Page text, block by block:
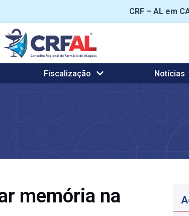
CRF – AL em
Fiscalização Notícias
memória na